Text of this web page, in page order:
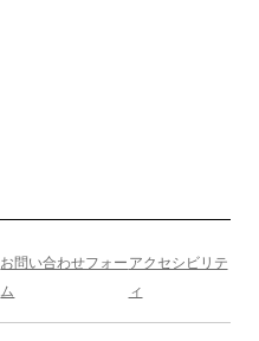
お問い合わせフォー
ム
アクセシビリテ
ィ